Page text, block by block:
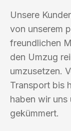
Unsere
von unserem
freundlichen
den Umzug
umzusetzen.
Transport bis
haben wir uns
gekümmert.